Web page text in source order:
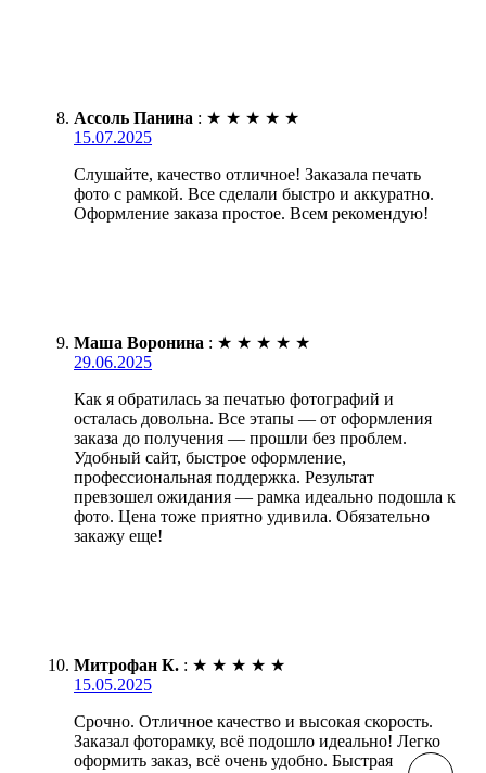
Ассоль Панина : ★ ★ ★ ★ ★
15.07.2025
Слушайте, качество отличное! Заказала печать
фото с рамкой. Все сделали быстро и аккуратно.
Оформление заказа простое. Всем рекомендую!
Маша Воронина : ★ ★ ★ ★ ★
29.06.2025
Как я обратилась за печатью фотографий и
осталась довольна. Все этапы — от оформления
заказа до получения — прошли без проблем.
Удобный сайт, быстрое оформление,
профессиональная поддержка. Результат
превзошел ожидания — рамка идеально подошла к
фото. Цена тоже приятно удивила. Обязательно
закажу еще!
Митрофан К. : ★ ★ ★ ★ ★
15.05.2025
Срочно. Отличное качество и высокая скорость.
Заказал фоторамку, всё подошло идеально! Легко
оформить заказ, всё очень удобно. Быстрая